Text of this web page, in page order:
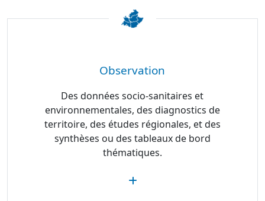
Observation
Des données socio-sanitaires et
environnementales, des diagnostics de
territoire, des études régionales, et des
synthèses ou des tableaux de bord
thématiques.